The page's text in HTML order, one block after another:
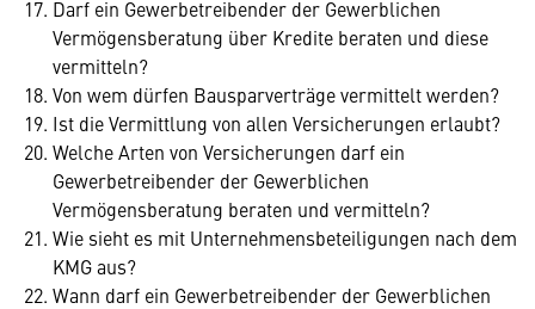
Darf ein Gewerbetreibender der Gewerblichen
Vermögensberatung über Kredite beraten und diese
vermitteln?
Von wem dürfen Bausparverträge vermittelt werden?
Ist die Vermittlung von allen Versicherungen erlaubt?
Welche Arten von Versicherungen darf ein
Gewerbetreibender der Gewerblichen
Vermögensberatung beraten und vermitteln?
Wie sieht es mit Unternehmensbeteiligungen nach dem
KMG aus?
Wann darf ein Gewerbetreibender der Gewerblichen